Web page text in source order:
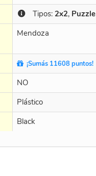
Tipos: 2x2, Puzzle
Mendoza
¡Sumás 11608 puntos!
NO
Plástico
Black